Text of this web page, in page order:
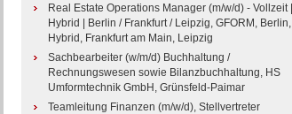
Real Estate Operations Manager (m/w/d) - Vollzeit |
Hybrid | Berlin / Frankfurt / Leipzig, GFORM, Berlin,
Hybrid, Frankfurt am Main, Leipzig
Sachbearbeiter (w/m/d) Buchhaltung /
Rechnungswesen sowie Bilanzbuchhaltung, HS
Umformtechnik GmbH, Grünsfeld-Paimar
Teamleitung Finanzen (m/w/d), Stellvertreter